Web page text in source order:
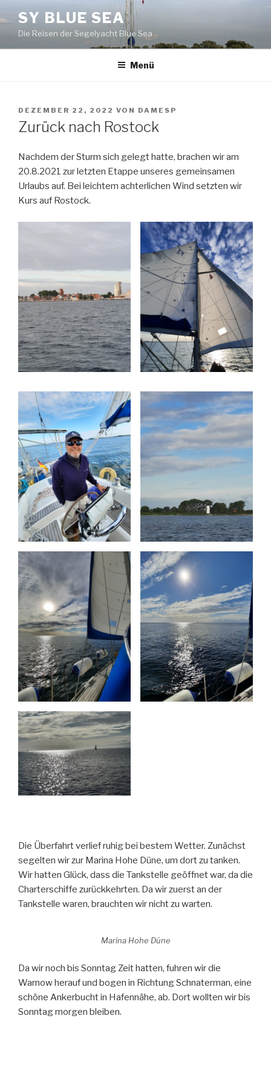
Inhalt
springen
SY BLUE SEA
Die Reisen der Segelyacht Blue Sea
Menü
VERÖFFENTLICHT
AM
DEZEMBER 22, 2022 VON DAMESP
Zurück nach Rostock
Nachdem der Sturm sich gelegt hatte, brachen wir am
20.8.2021 zur letzten Etappe unseres gemeinsamen
Urlaubs auf. Bei leichtem achterlichen Wind setzten wir
Kurs auf Rostock.
Die Überfahrt verlief ruhig bei bestem Wetter. Zunächst
segelten wir zur Marina Hohe Düne, um dort zu tanken.
Wir hatten Glück, dass die Tankstelle geöffnet war, da die
Charterschiffe zurückkehrten. Da wir zuerst an der
Tankstelle waren, brauchten wir nicht zu warten.
Marina Hohe Düne
Da wir noch bis Sonntag Zeit hatten, fuhren wir die
Warnow herauf und bogen in Richtung Schnaterman, eine
schöne Ankerbucht in Hafennähe, ab. Dort wollten wir bis
Sonntag morgen bleiben.